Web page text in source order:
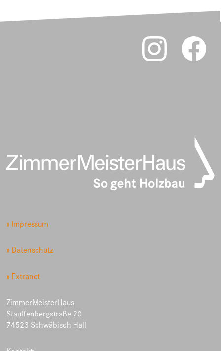
» Impressum
» Datenschutz
» Extranet
ZimmerMeisterHaus
Stauffenbergstraße 20
74523 Schwäbisch Hall